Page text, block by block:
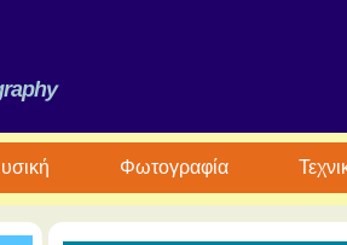
Φωτογραφία